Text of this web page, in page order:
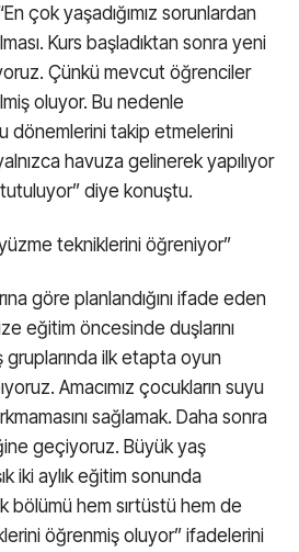
çok yaşadığımız sorunlardan
Kurs başladıktan sonra yeni
Çünkü mevcut öğrenciler
oluyor. Bu nedenle
dönemlerini takip etmelerini
havuza gelinerek yapılıyor
tutuluyor” diye konuştu.
tekniklerini öğreniyor”
göre planlandığını ifade eden
eğitim öncesinde duşlarını
gruplarında ilk etapta oyun
Amacımız çocukların suyu
sağlamak. Daha sonra
geçiyoruz. Büyük yaş
iki aylık eğitim sonunda
bölümü hem sırtüstü hem de
öğrenmiş oluyor” ifadelerini